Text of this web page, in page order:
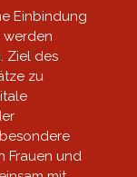
Einbindung
werden
Ziel des
zu
Frauen und